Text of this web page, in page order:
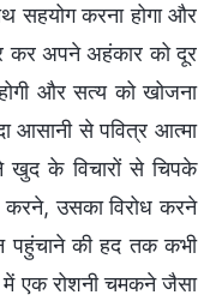
सहयोग करना होगा और
कर अपने अहंकार को दूर
और सत्य को खोजना
आसानी से पवित्र आत्मा
खुद के विचारों से चिपके
करने, उसका विरोध करने
पहुंचाने की हद तक कभी
एक रोशनी चमकने जैसा